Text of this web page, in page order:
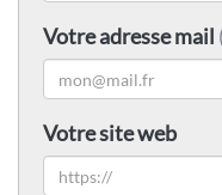
Votre adresse mail
Votre site web